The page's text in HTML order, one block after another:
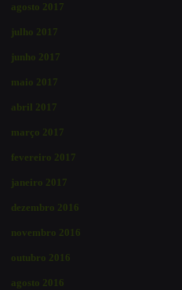
agosto 2017
julho 2017
junho 2017
maio 2017
abril 2017
março 2017
fevereiro 2017
janeiro 2017
dezembro 2016
novembro 2016
outubro 2016
agosto 2016